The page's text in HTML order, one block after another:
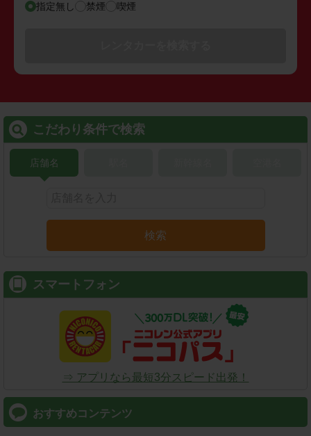
指定無し 禁煙 喫煙
こだわり条件で検索
店舗名
検索
スマートフォン
⇒ アプリなら最短3分スピード出発！
おすすめコンテンツ